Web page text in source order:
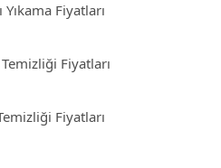
Yıkama Fiyatları
Fiyatları
Fiyatları